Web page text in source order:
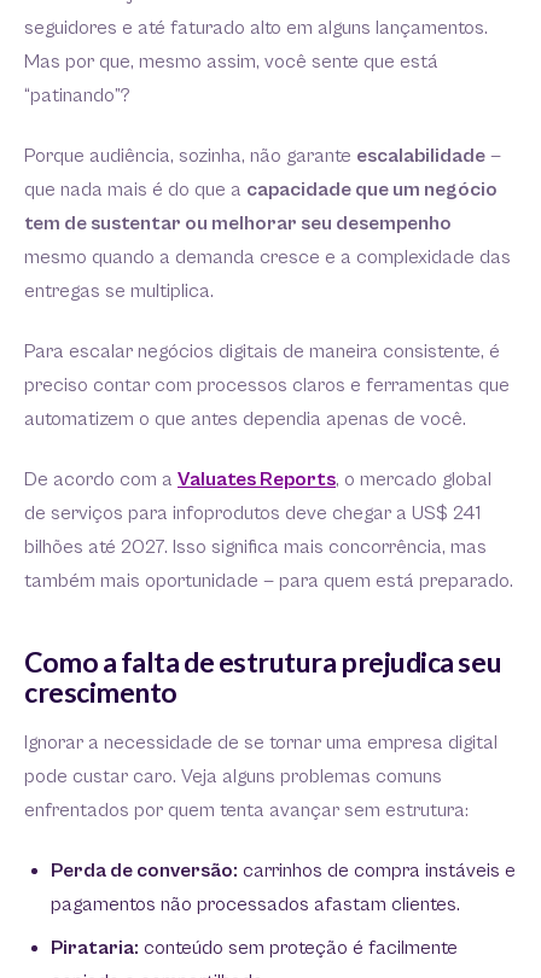
seguidores e até faturado alto em alguns lançamentos.
Mas por que, mesmo assim, você sente que está
“patinando”?
Porque audiência, sozinha, não garante escalabilidade —
que nada mais é do que a capacidade que um negócio
tem de sustentar ou melhorar seu desempenho
mesmo quando a demanda cresce e a complexidade das
entregas se multiplica.
Para escalar negócios digitais de maneira consistente, é
preciso contar com processos claros e ferramentas que
automatizem o que antes dependia apenas de você.
De acordo com a Valuates Reports, o mercado global
de serviços para infoprodutos deve chegar a US$ 241
bilhões até 2027. Isso significa mais concorrência, mas
também mais oportunidade — para quem está preparado.
Como a falta de estrutura prejudica seu
crescimento
Ignorar a necessidade de se tornar uma empresa digital
pode custar caro. Veja alguns problemas comuns
enfrentados por quem tenta avançar sem estrutura:
Perda de conversão: carrinhos de compra instáveis e
pagamentos não processados afastam clientes.
Pirataria: conteúdo sem proteção é facilmente